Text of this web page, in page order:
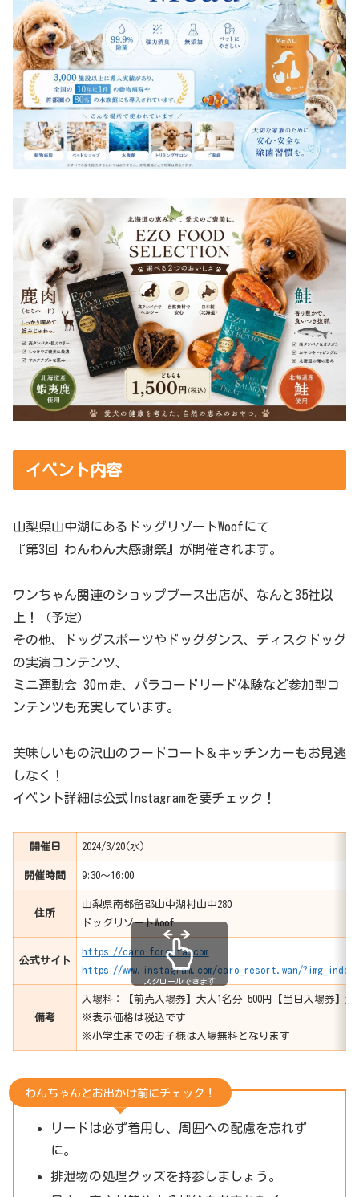
イベント内容
山梨県山中湖にあるドッグリゾートWoofにて
『第3回 わんわん大感謝祭』が開催されます。
ワンちゃん関連のショップブース出店が、なんと35社以
上！（予定）
その他、ドッグスポーツやドッグダンス、ディスクドッグ
の実演コンテンツ、
ミニ運動会 30ｍ走、パラコードリード体験など参加型コ
ンテンツも充実しています。
美味しいもの沢山のフードコート＆キッチンカーもお見逃
しなく！
イベント詳細は公式Instagramを要チェック！
開催日 2024/3/20(水)
開催時間 9:30〜16:00
住所
山梨県南都留郡山中湖村山中280
ドッグリゾートWoof
公式サイト
https://caro-foresta.com
https://www.instagram.com/caro_resort.wan/
備考
入場料：【前売入場券】大人1名分 500円【当日入場券】大
※表示価格は税込です
※小学生までのお子様は入場無料となります
スクロールできます
わんちゃんとお出かけ前にチェック！
リードは必ず着用し、周囲への配慮を忘れず
に。
排泄物の処理グッズを持参しましょう。